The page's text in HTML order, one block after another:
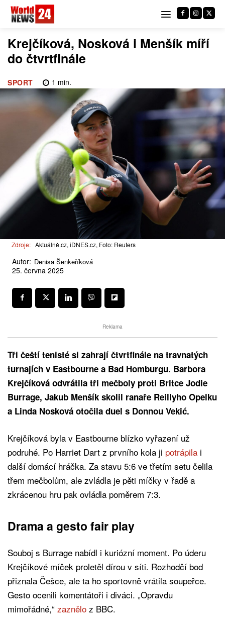
Krejčíková, Nosková i Menšík míří
do čtvrtfinále
SPORT 1 min.
Zdroje: Aktuálně.cz, iDNES.cz, Foto: Reuters
Autor: Denisa Šenkeříková
25. června 2025
Reklama
Tři čeští tenisté si zahrají čtvrtfinále na travnatých
turnajích v Eastbourne a Bad Homburgu. Barbora
Krejčíková odvrátila tři mečboly proti Britce Jodie
Burrage, Jakub Menšík skolil ranaře Reillyho Opelku
a Linda Nosková otočila duel s Donnou Vekić.
Krejčíková byla v Eastbourne blízko vyřazení už
podruhé. Po Harriet Dart z prvního kola ji potrápila i
další domácí hráčka. Za stavu 5:6 ve třetím setu čelila
třem mečbolům, ale zvládla je pěti míčky v řadě a
zkrácenou hru pak ovládla poměrem 7:3.
Drama a gesto fair play
Souboj s Burrage nabídl i kuriózní moment. Po úderu
Krejčíkové míček proletěl dírou v síti. Rozhodčí bod
přiznala Češce, ale ta ho sportovně vrátila soupeřce.
Gesto ocenili komentátoři i diváci. „Opravdu
mimořádné,“ zaznělo z BBC.